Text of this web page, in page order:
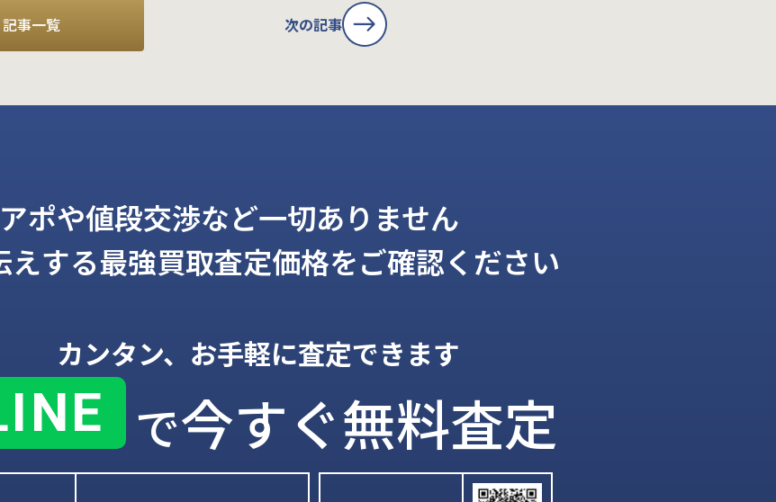
記事一覧 次の記事
ポや値段交渉など一切ありません
えする最強買取査定価格をご確認ください
カンタン、お手軽に査定できます
で今すぐ無料査定